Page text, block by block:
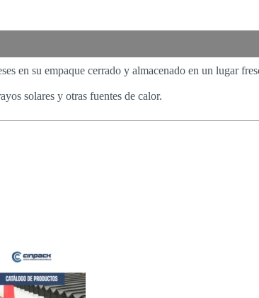
en su empaque cerrado y almacenado en un lugar
solares y otras fuentes de calor.